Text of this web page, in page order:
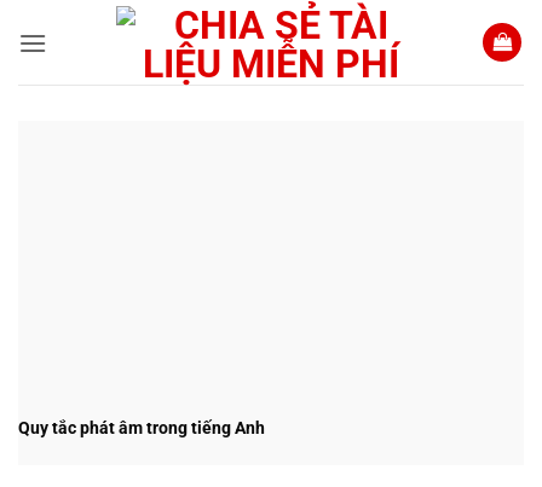
qua
Quy tắc phát âm trong tiếng Anh